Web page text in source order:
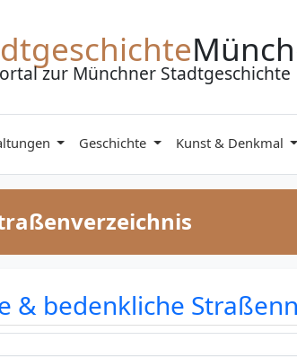
zur Münchner Stadtgeschichte
Geschichte Kunst & Denkmal
& bedenkliche